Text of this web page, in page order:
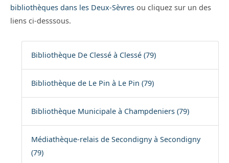
bibliothèques dans les Deux-Sèvres ou cliquez sur un des
liens ci-desssous.
Bibliothèque De Clessé à Clessé (79)
Bibliothèque de Le Pin à Le Pin (79)
Bibliothèque Municipale à Champdeniers (79)
Médiathèque-relais de Secondigny à Secondigny
(79)